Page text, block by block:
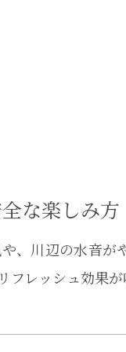
な楽しみ方
、川辺の水音が
フレッシュ効果